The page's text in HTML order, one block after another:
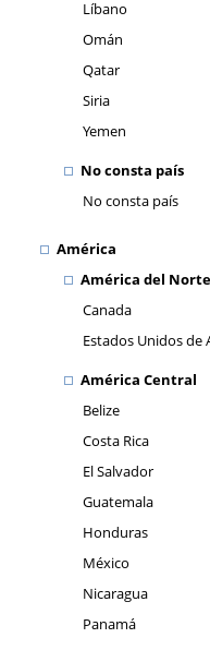
Líbano
Omán
Qatar
Siria
Yemen
No consta país
No consta país
América
América del Norte
Canada
Estados Unidos de
América Central
Belize
Costa Rica
El Salvador
Guatemala
Honduras
México
Nicaragua
Panamá